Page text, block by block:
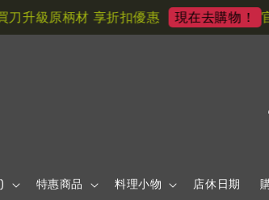
級原柄材 享折扣優惠 現在去購物！ 官網
特惠商品 料理小物 店休日期